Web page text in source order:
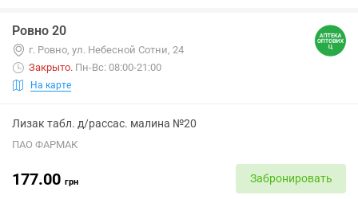
Ровно 20
г. Ровно, ул. Небесной Сотни, 24
Закрыто. Пн-Вс: 08:00-21:00
На карте
Лизак табл. д/рассас. малина №20
ПАО ФАРМАК
177.00 грн Забронировать